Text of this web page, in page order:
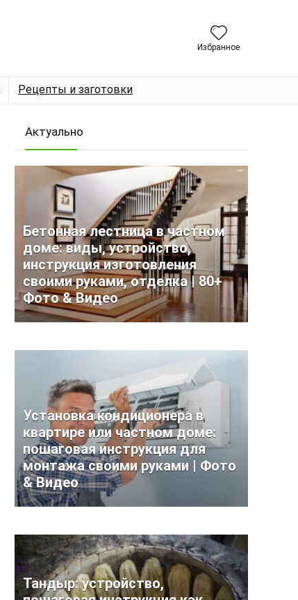
Избранное
Рецепты и заготовки
Актуально
Бетонная лестница в частном
доме: виды, устройство,
инструкция изготовления
своими руками, отделка | 80+
Фото & Видео
Установка кондиционера в
квартире или частном доме:
пошаговая инструкция для
монтажа своими руками | Фото
& Видео
Тандыр: устройство,